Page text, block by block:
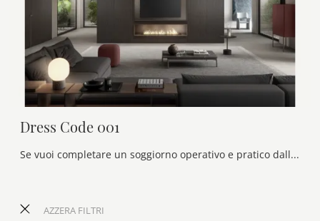
AZZERA FILTRI
Dress Code 001
Se vuoi completare un soggiorno operativo e pratico dalle linee moderne, ecco a te la parete attrezzata Dress Code 001 Olivieri.